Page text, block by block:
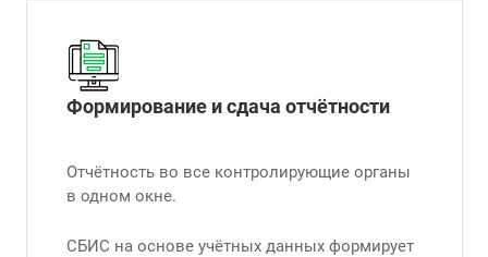
Формирование и сдача отчётности
Отчётность во все контролирующие органы
в одном окне.
СБИС на основе учётных данных формирует